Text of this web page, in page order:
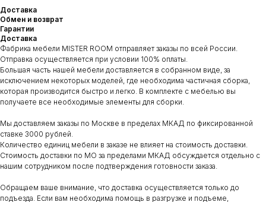
Доставка
Обмен и возврат
Гарантии
Доставка
Фабрика мебели MISTER ROOM отправляет заказы по всей России.
Отправка осуществляется при условии 100% оплаты.
Большая часть нашей мебели доставляется в собранном виде, за
исключением некоторых моделей, где необходима частичная сборка,
которая производится быстро и легко. В комплекте с мебелью вы
получаете все необходимые элементы для сборки.
Мы доставляем заказы по Москве в пределах МКАД по фиксированной
ставке 3000 рублей.
Количество единиц мебели в заказе не влияет на стоимость доставки.
Стоимость доставки по МО за пределами МКАД обсуждается отдельно с
нашим сотрудником после подтверждения готовности заказа.
Обращаем ваше внимание, что доставка осуществляется только до
подъезда. Если вам необходима помощь в разгрузке и подъеме,